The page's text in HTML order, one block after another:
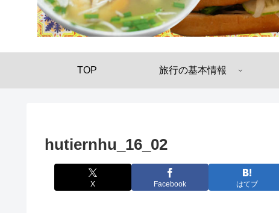
TOP 旅行の基本情報
hutiernhu_16_02
X Facebook はてブ